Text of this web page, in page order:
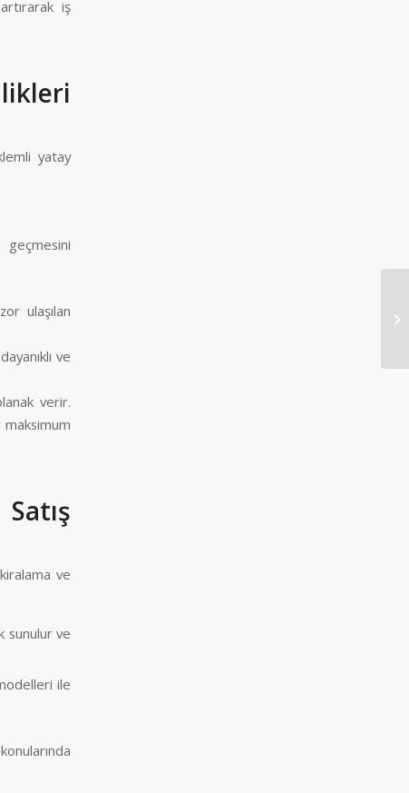
iş
yatay
ulaşılan
ve
verir.
ve
sunulur ve
ile